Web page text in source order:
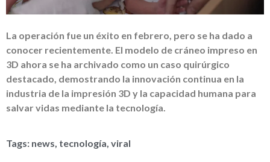
La operación fue un éxito en febrero, pero se ha dado a
conocer recientemente. El modelo de cráneo impreso en
3D ahora se ha archivado como un caso quirúrgico
destacado, demostrando la innovación continua en la
industria de la impresión 3D y la capacidad humana para
salvar vidas mediante la tecnología.
Tags: news tecnología viral